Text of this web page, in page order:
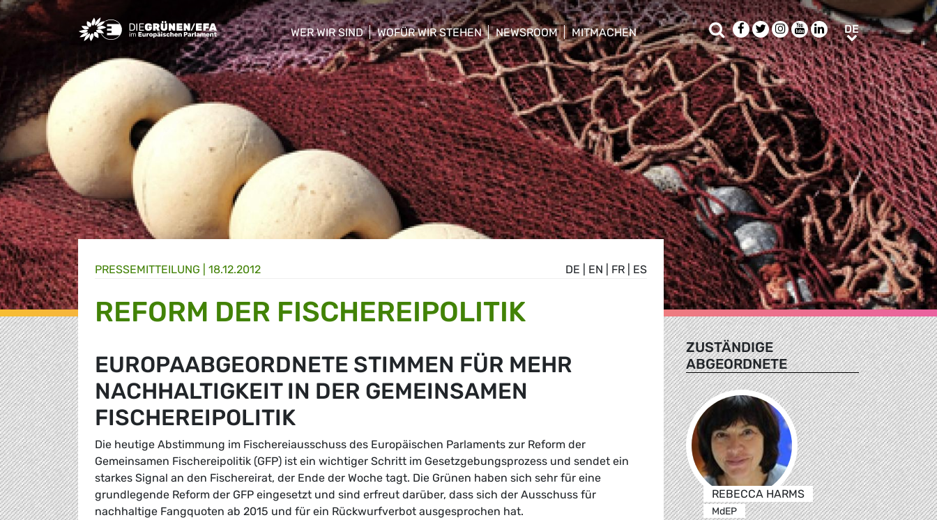
Greens/EFA Home
WER WIR SIND
show/hide sub menu
WOFÜR WIR STEHEN
show/hide sub menu
NEWSROOM
show/hide sub menu
MITMACHEN
show/hide sub menu
SucheFacebook
TwitterInstagram
Youtube
LinkedIn
DEDE
DE EN FR ES
PRESSE­MITTEILUNG 18.12.2012
REFORM DER FISCHEREIPOLITIK
EUROPAABGEORDNETE STIMMEN FÜR MEHR
NACHHALTIGKEIT IN DER GEMEINSAMEN
FISCHEREIPOLITIK
Die heutige Abstimmung im Fischereiausschuss des Europäischen Parlaments zur Reform der
Gemeinsamen Fischereipolitik (GFP) ist ein wichtiger Schritt im Gesetzgebungsprozess und sendet ein
starkes Signal an den Fischereirat, der Ende der Woche tagt. Die Grünen haben sich sehr für eine
grundlegende Reform der GFP eingesetzt und sind erfreut darüber, dass sich der Ausschuss für
nachhaltige Fangquoten ab 2015 und für ein Rückwurfverbot ausgesprochen hat.
ZUSTÄNDIGE
ABGEORDNETE
REBECCA HARMS
MdEP